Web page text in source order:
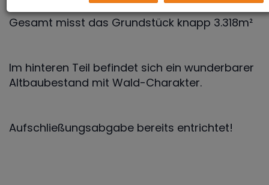
Gesamt misst das Grundstück knapp 3.318m²
Im hinteren Teil befindet sich ein wunderbarer
Altbaubestand mit Wald-Charakter.
Aufschließungsabgabe bereits entrichtet!